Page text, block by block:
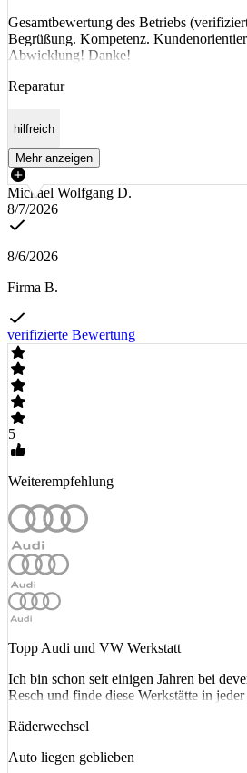
Gesamtbewertung des Betriebs
Begrüßung. Kompetenz.
Abwicklung! Danke!
Reparatur
hilfreich
Mehr anzeigen
Michael Wolfgang D.
8/7/2026
8/6/2026
Firma B.
verifizierte Bewertung
5
Weiterempfehlung
Topp Audi und VW Werkstatt
Ich bin schon seit einigen Jahren bei
Resch und finde diese Werkstätte in
Räderwechsel
Auto liegen geblieben